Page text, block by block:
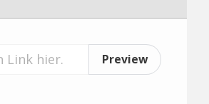
Preview